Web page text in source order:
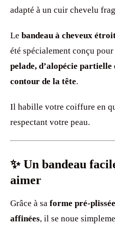
adapté à un cuir chevelu
Le bandeau à cheveux
été spécialement conçu
pelade, d’alopécie
contour de la tête.
Il habille votre coiffure en
respectant votre peau.
✨ Un bandeau
aimer
Grâce à sa forme pré-plissée
affinées, il se noue